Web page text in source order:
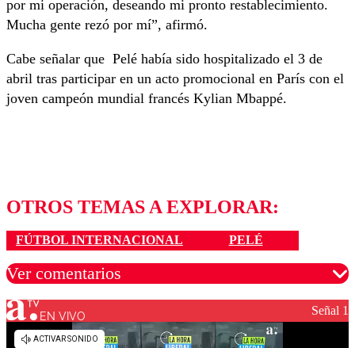
por mi operación, deseando mi pronto restablecimiento.
Mucha gente rezó por mí”, afirmó.
Cabe señalar que Pelé había sido hospitalizado el 3 de
abril tras participar en un acto promocional en París con el
joven campeón mundial francés Kylian Mbappé.
OTROS TEMAS A EXPLORAR:
FÚTBOL INTERNACIONAL PELÉ
Ver comentarios
Los comentarios son moderados para garantizar un
diálogo respetuoso.
EN VIVO Señal 1